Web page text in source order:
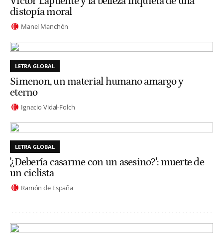
distopía moral
Manel Manchón
LETRA GLOBAL
Simenon, un material humano amargo y
eterno
Ignacio Vidal-Folch
LETRA GLOBAL
'¿Debería casarme con un asesino?': muerte de
un ciclista
Ramón de España